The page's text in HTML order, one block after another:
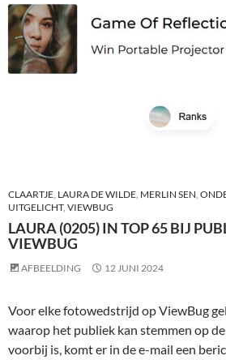
CLAARTJE, LAURA DE WILDE, MERLIN SEN,
UITGELICHT, VIEWBUG
LAURA (0205) IN TOP 65 BIJ
VIEWBUG
AFBEELDING 12 JUNI 2024
Voor elke fotowedstrijd op ViewBug
waarop het publiek kan stemmen op
voorbij is, komt er in de e-mail een